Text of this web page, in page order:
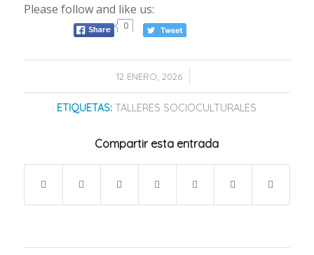
Please follow and like us:
0
12 ENERO, 2026
/
ETIQUETAS: TALLERES SOCIOCULTURALES
Compartir esta entrada